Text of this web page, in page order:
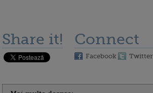
Share it! Connect
Facebook Twitter